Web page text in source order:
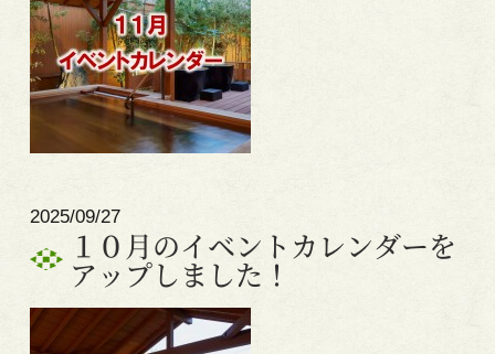
2025/09/27
１０月のイベントカレンダーを
アップしました！